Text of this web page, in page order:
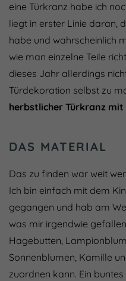
eine Türkranz habe ich
liegt in erster Linie daran,
habe und wahrscheinlich
wie man einzelne Teile
dieses Jahr allerdings
Türdekoration selbst zu
herbstlicher Türkranz
DAS MATERIAL
Das zu finden war weit
Ich bin einfach mit dem
gegangen und hab am
was mir irgendwie
Hagebutten,
Sonnenblumen, Kamille
zuordnen kann. Ein